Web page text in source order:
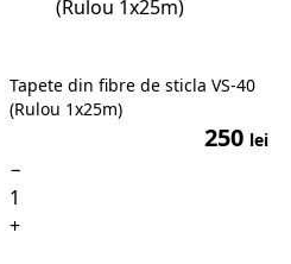
Tapete din fibre de sticla VS-40
(Rulou 1x25m)
250 lei
−
+